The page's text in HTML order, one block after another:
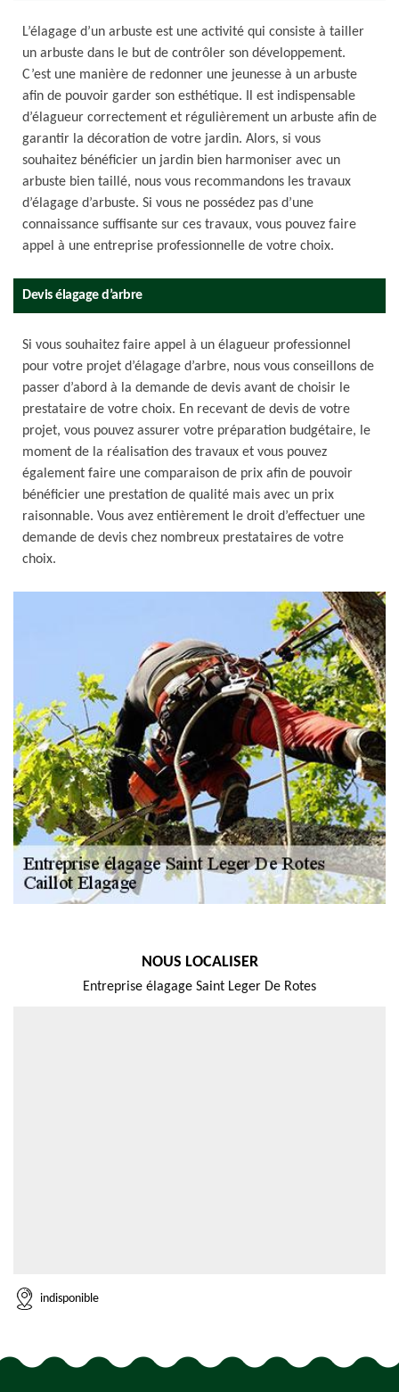
L’élagage d’un arbuste est une activité qui consiste à tailler
un arbuste dans le but de contrôler son développement.
C’est une manière de redonner une jeunesse à un arbuste
afin de pouvoir garder son esthétique. Il est indispensable
d’élagueur correctement et régulièrement un arbuste afin de
garantir la décoration de votre jardin. Alors, si vous
souhaitez bénéficier un jardin bien harmoniser avec un
arbuste bien taillé, nous vous recommandons les travaux
d’élagage d’arbuste. Si vous ne possédez pas d’une
connaissance suffisante sur ces travaux, vous pouvez faire
appel à une entreprise professionnelle de votre choix.
Devis élagage d’arbre
Si vous souhaitez faire appel à un élagueur professionnel
pour votre projet d’élagage d’arbre, nous vous conseillons de
passer d’abord à la demande de devis avant de choisir le
prestataire de votre choix. En recevant de devis de votre
projet, vous pouvez assurer votre préparation budgétaire, le
moment de la réalisation des travaux et vous pouvez
également faire une comparaison de prix afin de pouvoir
bénéficier une prestation de qualité mais avec un prix
raisonnable. Vous avez entièrement le droit d’effectuer une
demande de devis chez nombreux prestataires de votre
choix.
NOUS LOCALISER
Entreprise élagage Saint Leger De Rotes
indisponible